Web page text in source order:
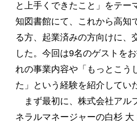
と上手くできたこと」をテー
知図書館にて、これから高知
る方、起業済みの方向けに、
した。今回は9名のゲストを
れの事業内容や「もっとこう
た」という経験を紹介 してい
まず最初に、株式会社アル
ネラルマネージャーの白杉 大